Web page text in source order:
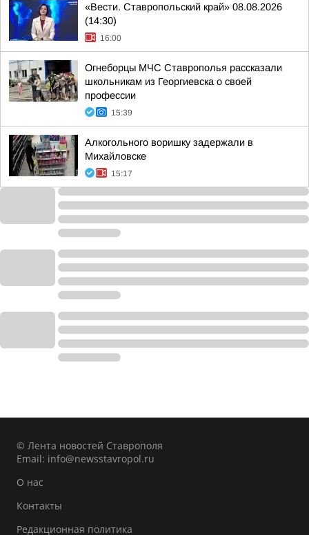
«Вести. Ставропольский край» 08.08.2026
(14:30)
16:00
Огнеборцы МЧС Ставрополья рассказали
школьникам из Георгиевска о своей
профессии
15:39
Алкогольного воришку задержали в
Михайловске
15:17
© Лента новостей Ставрополя
Email: info@newsstavropol.ru
О нас
Контакты
Редакционная политика